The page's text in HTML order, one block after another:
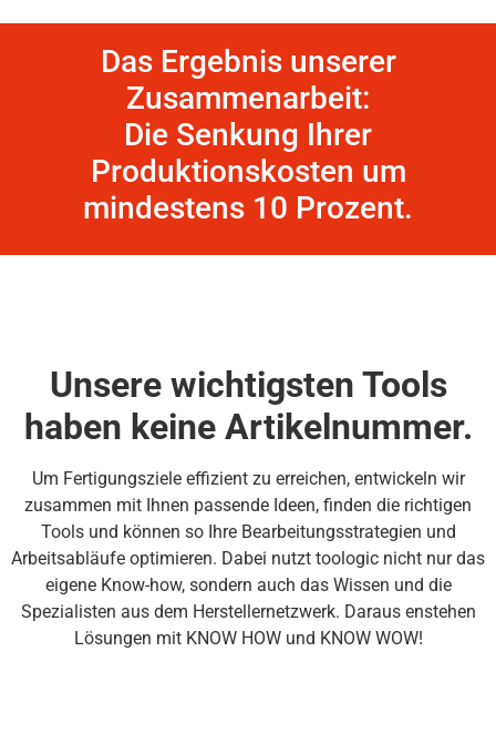
Das Ergebnis unserer
Zusammenarbeit:
Die Senkung Ihrer
Produktionskosten um
mindestens 10 Prozent.
Unsere wichtigsten Tools
haben keine Artikelnummer.
Um Fertigungsziele effizient zu erreichen, entwickeln wir
zusammen mit Ihnen passende Ideen, finden die richtigen
Tools und können so Ihre Bearbeitungsstrategien und
Arbeitsabläufe optimieren. Dabei nutzt toologic nicht nur das
eigene Know-how, sondern auch das Wissen und die
Spezialisten aus dem Herstellernetzwerk. Daraus enstehen
Lösungen mit KNOW HOW und KNOW WOW!